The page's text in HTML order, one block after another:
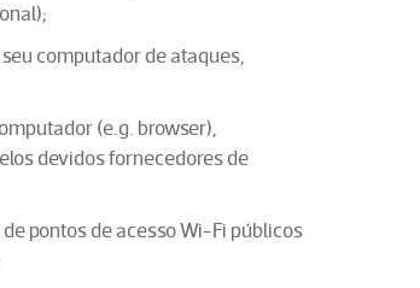
computador de ataques,
(e.g. browser),
devidos fornecedores de
pontos de acesso Wi-Fi públicos